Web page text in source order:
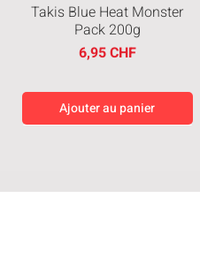
Takis Blue Heat Monster
Pack 200g
Prix
6,95 CHF
Ajouter au panier